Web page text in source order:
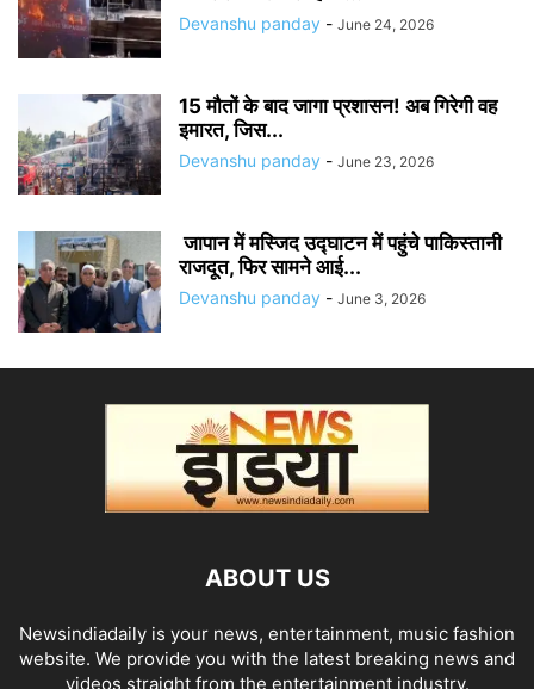
Devanshu panday - June 24, 2026
15 मौतों के बाद जागा प्रशासन! अब गिरेगी वह
इमारत, जिस...
Devanshu panday - June 23, 2026
जापान में मस्जिद उद्घाटन में पहुंचे पाकिस्तानी
राजदूत, फिर सामने आई...
Devanshu panday - June 3, 2026
ABOUT US
Newsindiadaily is your news, entertainment, music fashion
website. We provide you with the latest breaking news and
videos straight from the entertainment industry.